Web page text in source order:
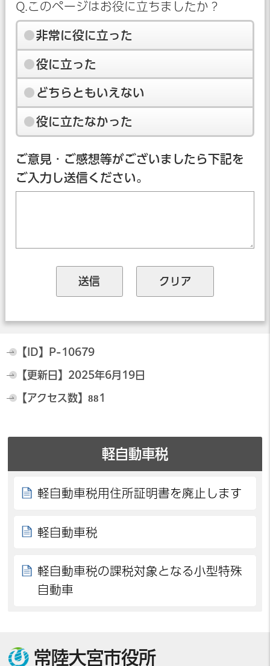
Q.このページはお役に立ちましたか？
非常に役に立った
役に立った
どちらともいえない
役に立たなかった
ご意見・ご感想等がございましたら下記を
ご入力し送信ください。
【ID】 P-10679
【更新日】 2025年6月19日
【アクセス数】 881
軽自動車税
軽自動車税用住所証明書を廃止します
軽自動車税
軽自動車税の課税対象となる小型特殊
自動車
常陸大宮市役所